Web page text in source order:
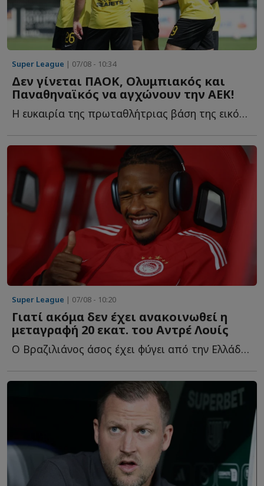
Super League | 07/08 - 10:34
Δεν γίνεται ΠΑΟΚ, Ολυμπιακός και
Παναθηναϊκός να αγχώνουν την ΑΕΚ!
Η ευκαιρία της πρωταθλήτριας βάση της εικόνας των αντιπάλων τ...
Super League | 07/08 - 10:20
Γιατί ακόμα δεν έχει ανακοινωθεί η
μεταγραφή 20 εκατ. του Αντρέ Λουίς
Ο Βραζιλιάνος άσος έχει φύγει από την Ελλάδα και τον Ο...